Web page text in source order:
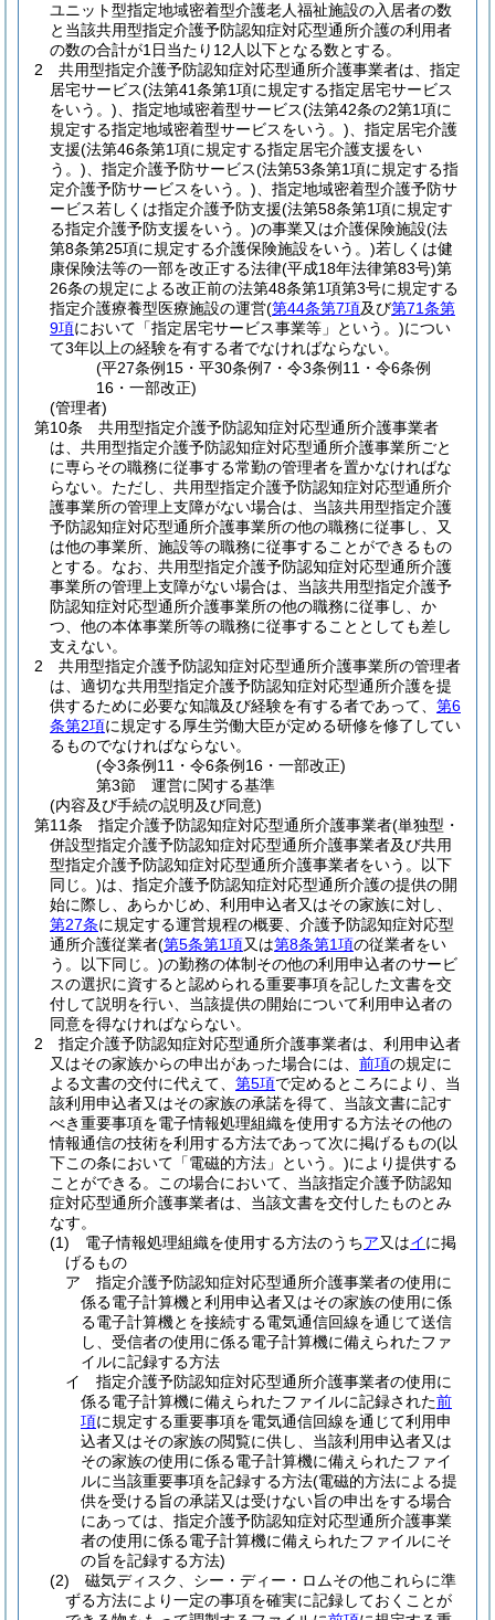
ユニット型指定地域密着型介護老人福祉施設の入居者の数
と当該共用型指定介護予防認知症対応型通所介護の利用者
の数の合計が1日当たり12人以下となる数とする。
2
共用型指定介護予防認知症対応型通所介護事業者は、指定
居宅サービス(法第41条第1項に規定する指定居宅サービス
をいう。) 、指定地域密着型サービス(法第42条の2第1項に
規定する指定地域密着型サービスをいう。) 、指定居宅介護
支援(法第46条第1項に規定する指定居宅介護支援をい
う。) 、指定介護予防サービス(法第53条第1項に規定する指
定介護予防サービスをいう。) 、指定地域密着型介護予防サ
ービス若しくは指定介護予防支援(法第58条第1項に規定す
る指定介護予防支援をいう。)の事業又は介護保険施設(法
第8条第25項に規定する介護保険施設をいう。)若しくは健
康保険法等の一部を改正する法律(平成18年法律第83号)第
26条の規定による改正前の法第48条第1項第3号に規定する
指定介護療養型医療施設の運営(第44条第7項及び第71条第
9項において「指定居宅サービス事業等」という。)につい
て3年以上の経験を有する者でなければならない。
(平27条例15・平30条例7・令3条例11・令6条例
16・一部改正)
(管理者)
第10条
共用型指定介護予防認知症対応型通所介護事業者
は、共用型指定介護予防認知症対応型通所介護事業所ごと
に専らその職務に従事する常勤の管理者を置かなければな
らない。 ただし、共用型指定介護予防認知症対応型通所介
護事業所の管理上支障がない場合は、当該共用型指定介護
予防認知症対応型通所介護事業所の他の職務に従事し、又
は他の事業所、施設等の職務に従事することができるもの
とする。 なお、共用型指定介護予防認知症対応型通所介護
事業所の管理上支障がない場合は、当該共用型指定介護予
防認知症対応型通所介護事業所の他の職務に従事し、か
つ、他の本体事業所等の職務に従事することとしても差し
支えない。
2
共用型指定介護予防認知症対応型通所介護事業所の管理者
は、適切な共用型指定介護予防認知症対応型通所介護を提
供するために必要な知識及び経験を有する者であって、 第6
条第2項に規定する厚生労働大臣が定める研修を修了してい
るものでなければならない。
(令3条例11・令6条例16・一部改正)
第3節
運営に関する基準
(内容及び手続の説明及び同意)
第11条
指定介護予防認知症対応型通所介護事業者(単独型・
併設型指定介護予防認知症対応型通所介護事業者及び共用
型指定介護予防認知症対応型通所介護事業者をいう。以下
同じ。)は、指定介護予防認知症対応型通所介護の提供の開
始に際し、あらかじめ、利用申込者又はその家族に対し、
第27条に規定する運営規程の概要、介護予防認知症対応型
通所介護従業者(第5条第1項又は第8条第1項の従業者をい
う。以下同じ。)の勤務の体制その他の利用申込者のサービ
スの選択に資すると認められる重要事項を記した文書を交
付して説明を行い、当該提供の開始について利用申込者の
同意を得なければならない。
2
指定介護予防認知症対応型通所介護事業者は、利用申込者
又はその家族からの申出があった場合には、 前項の規定に
よる文書の交付に代えて、 第5項で定めるところにより、当
該利用申込者又はその家族の承諾を得て、当該文書に記す
べき重要事項を電子情報処理組織を使用する方法その他の
情報通信の技術を利用する方法であって次に掲げるもの(以
下この条において「電磁的方法」という。)により提供する
ことができる。
この場合において、当該指定介護予防認知
症対応型通所介護事業者は、当該文書を交付したものとみ
なす。
(1)
電子情報処理組織を使用する方法のうちア又はイに掲
げるもの
ア
指定介護予防認知症対応型通所介護事業者の使用に
係る電子計算機と利用申込者又はその家族の使用に係
る電子計算機とを接続する電気通信回線を通じて送信
し、受信者の使用に係る電子計算機に備えられたファ
イルに記録する方法
イ
指定介護予防認知症対応型通所介護事業者の使用に
係る電子計算機に備えられたファイルに記録された前
項に規定する重要事項を電気通信回線を通じて利用申
込者又はその家族の閲覧に供し、当該利用申込者又は
その家族の使用に係る電子計算機に備えられたファイ
ルに当該重要事項を記録する方法(電磁的方法による提
供を受ける旨の承諾又は受けない旨の申出をする場合
にあっては、指定介護予防認知症対応型通所介護事業
者の使用に係る電子計算機に備えられたファイルにそ
の旨を記録する方法)
(2)
磁気ディスク、シー・ディー・ロムその他これらに準
ずる方法により一定の事項を確実に記録しておくことが